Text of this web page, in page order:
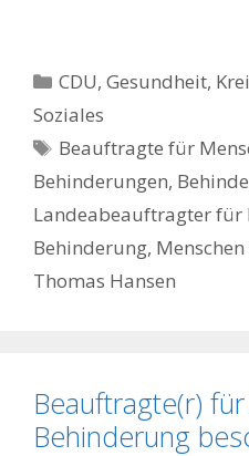
Kategorien
CDU,Gesundheit,
Soziales
Schlagwörter
Beauftragte für
Behinderungen,
Landeabeauftragter für
Behinderung,
Thomas Hansen
Beauftragte(r)
Behinderung